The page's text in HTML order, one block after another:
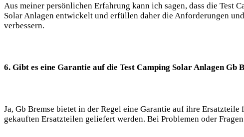
Aus meiner persönlichen Erfahrung kann ich sagen, dass die Test
Solar Anlagen entwickelt und erfüllen daher die Anforderungen
verbessern.
6. Gibt es eine Garantie auf die Test Camping Solar Anlagen Gb
Ja, Gb Bremse bietet in der Regel eine Garantie auf ihre
gekauften Ersatzteilen geliefert werden. Bei Problemen oder